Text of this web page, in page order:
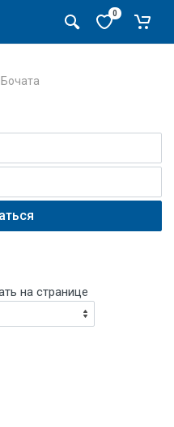
0
Бочата
на странице